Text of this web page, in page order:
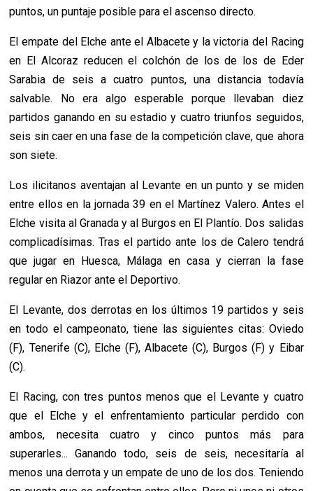
puntos, un puntaje posible para el ascenso directo.
El empate del Elche ante el Albacete y la victoria del Racing
en El Alcoraz reducen el colchón de los de los de Eder
Sarabia de seis a cuatro puntos, una distancia todavía
salvable. No era algo esperable porque llevaban diez
partidos ganando en su estadio y cuatro triunfos seguidos,
seis sin caer en una fase de la competición clave, que ahora
son siete.
Los ilicitanos aventajan al Levante en un punto y se miden
entre ellos en la jornada 39 en el Martínez Valero. Antes el
Elche visita al Granada y al Burgos en El Plantío. Dos salidas
complicadísimas. Tras el partido ante los de Calero tendrá
que jugar en Huesca, Málaga en casa y cierran la fase
regular en Riazor ante el Deportivo.
El Levante, dos derrotas en los últimos 19 partidos y seis
en todo el campeonato, tiene las siguientes citas: Oviedo
(F), Tenerife (C), Elche (F), Albacete (C), Burgos (F) y Eibar
(C).
El Racing, con tres puntos menos que el Levante y cuatro
que el Elche y el enfrentamiento particular perdido con
ambos, necesita cuatro y cinco puntos más para
superarles... Ganando todo, seis de seis, necesitaría al
menos una derrota y un empate de uno de los dos. Teniendo